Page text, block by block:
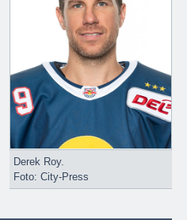
Derek Roy.
Foto: City-Press